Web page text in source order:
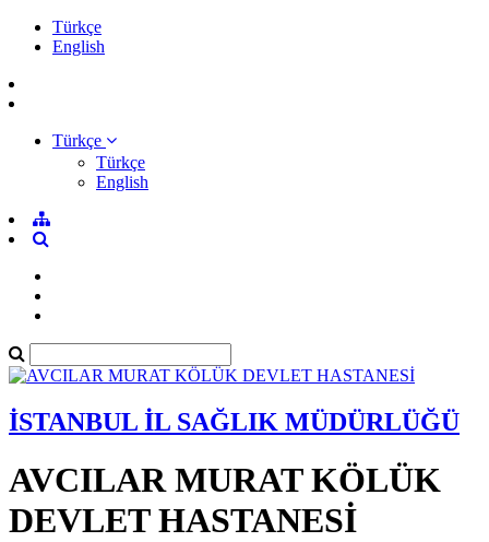
Türkçe
English
Türkçe
Türkçe
English
İSTANBUL İL SAĞLIK MÜDÜRLÜĞÜ
AVCILAR MURAT KÖLÜK
DEVLET HASTANESİ